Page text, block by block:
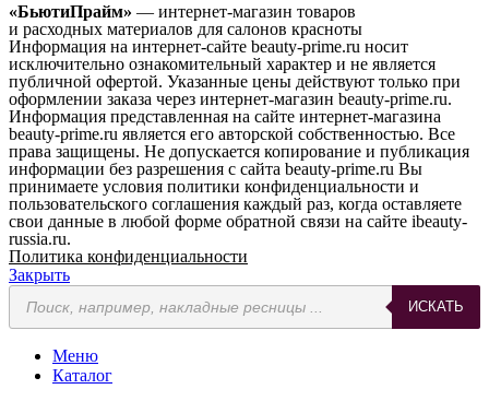
«БьютиПрайм» — интернет-магазин товаров
и расходных материалов для салонов красноты
Информация на интернет-сайте beauty-prime.ru носит
исключительно ознакомительный характер и не является
публичной офертой. Указанные цены действуют только при
оформлении заказа через интернет-магазин beauty-prime.ru.
Информация представленная на сайте интернет-магазина
beauty-prime.ru является его авторской собственностью. Все
права защищены. Не допускается копирование и публикация
информации без разрешения с сайта beauty-prime.ru Вы
принимаете условия политики конфиденциальности и
пользовательского соглашения каждый раз, когда оставляете
свои данные в любой форме обратной связи на сайте ibeauty-
russia.ru.
Политика конфиденциальности
Закрыть
Поиск
товаров
ИСКАТЬ
Меню
Каталог